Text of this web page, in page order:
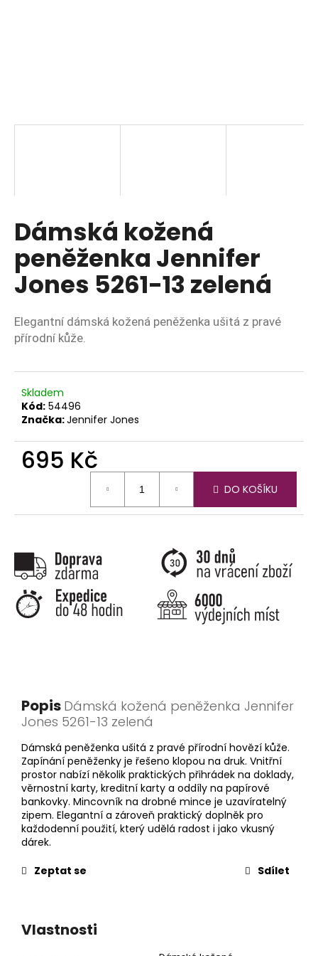
Dámská kožená
peněženka Jennifer
Jones 5261-13 zelená
Elegantní dámská kožená peněženka ušitá z pravé
přírodní kůže.
Skladem
Kód: 54496
Značka:Jennifer Jones
695 Kč
DO KOŠÍKU
Popis Dámská kožená peněženka Jennifer
Jones 5261-13 zelená
Dámská peněženka ušitá z pravé přírodní hovězí kůže.
Zapínání peněženky je řešeno klopou na druk. Vnitřní
prostor nabízí několik praktických přihrádek na doklady,
věrnostní karty, kreditní karty a oddíly na papírové
bankovky. Mincovník na drobné mince je uzavíratelný
zipem. Elegantní a zároveň praktický doplněk pro
každodenní použití, který udělá radost i jako vkusný
dárek.
Zeptat se
Sdílet
Vlastnosti
D
o
p
o
r
č
u
e
m
e